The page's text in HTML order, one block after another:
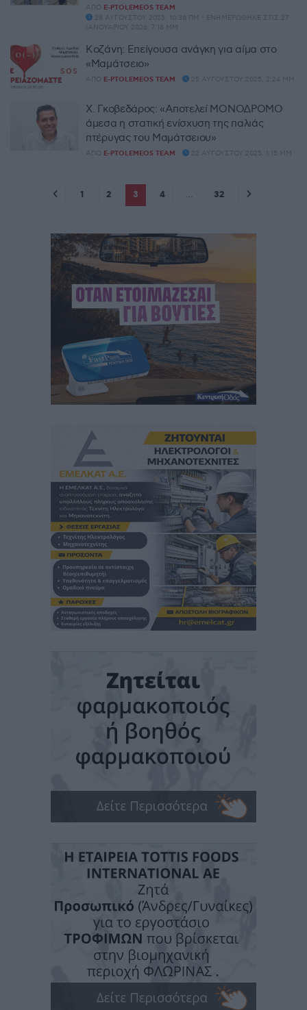
ΑΠΌ E-PTOLEMEOS TEAM
28 ΑΥΓΟΎΣΤΟΥ 2025, 10:38 ΠΜ - ΕΝΗΜΕΡΏΘΗΚΕ ΣΤΙΣ 27
ΙΑΝΟΥΑΡΊΟΥ 2026, 7:18 ΜΜ
Κοζάνη: Επείγουσα ανάγκη για αίμα στο
«Μαμάτσειο»
ΑΠΌ E-PTOLEMEOS TEAM 25 ΑΥΓΟΎΣΤΟΥ 2025, 2:24 ΜΜ
Χ. Γκοβεδάρος: «Αποτελεί ΜΟΝΟΔΡΟΜΟ
άμεσα η στατική ενίσχυση της παλιάς
πτέρυγας του Μαμάτσειου»
ΑΠΌ E-PTOLEMEOS TEAM 22 ΑΥΓΟΎΣΤΟΥ 2025, 1:15 ΜΜ
1 2 3 4 … 32